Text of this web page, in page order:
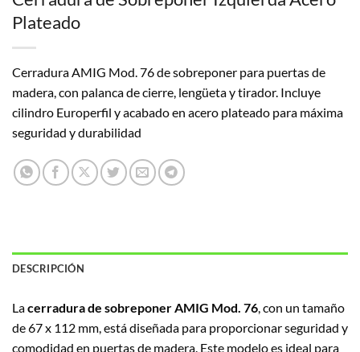
Plateado
Cerradura AMIG Mod. 76 de sobreponer para puertas de
madera, con palanca de cierre, lengüeta y tirador. Incluye
cilindro Europerfil y acabado en acero plateado para máxima
seguridad y durabilidad
DESCRIPCIÓN
Lacerradura de sobreponer AMIG Mod. 76, con un tamaño
de 67 x 112 mm, está diseñada para proporcionar seguridad y
comodidad en puertas de madera. Este modelo es ideal para